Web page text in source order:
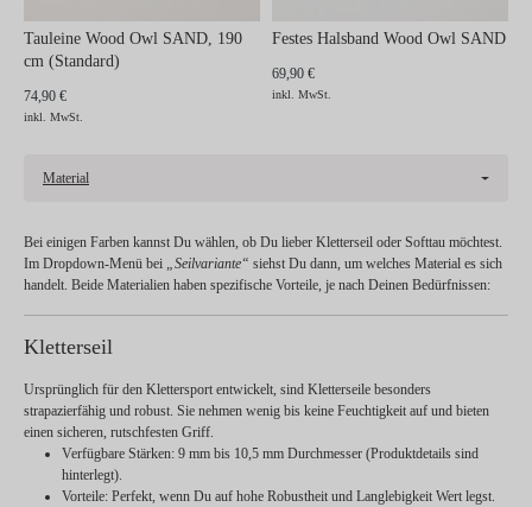
Tauleine Wood Owl SAND, 190
cm (Standard)
74,90 €
inkl. MwSt.
Festes Halsband Wood Owl SAND
69,90 €
inkl. MwSt.
Material
Bei einigen Farben kannst Du wählen, ob Du lieber Kletterseil oder Softtau möchtest.
Im Dropdown-Menü bei „Seilvariante“ siehst Du dann, um welches Material es sich
handelt. Beide Materialien haben spezifische Vorteile, je nach Deinen Bedürfnissen:
Kletterseil
Ursprünglich für den Klettersport entwickelt, sind Kletterseile besonders
strapazierfähig und robust. Sie nehmen wenig bis keine Feuchtigkeit auf und bieten
einen sicheren, rutschfesten Griff.
Verfügbare Stärken: 9 mm bis 10,5 mm Durchmesser (Produktdetails sind
hinterlegt).
Vorteile: Perfekt, wenn Du auf hohe Robustheit und Langlebigkeit Wert legst.